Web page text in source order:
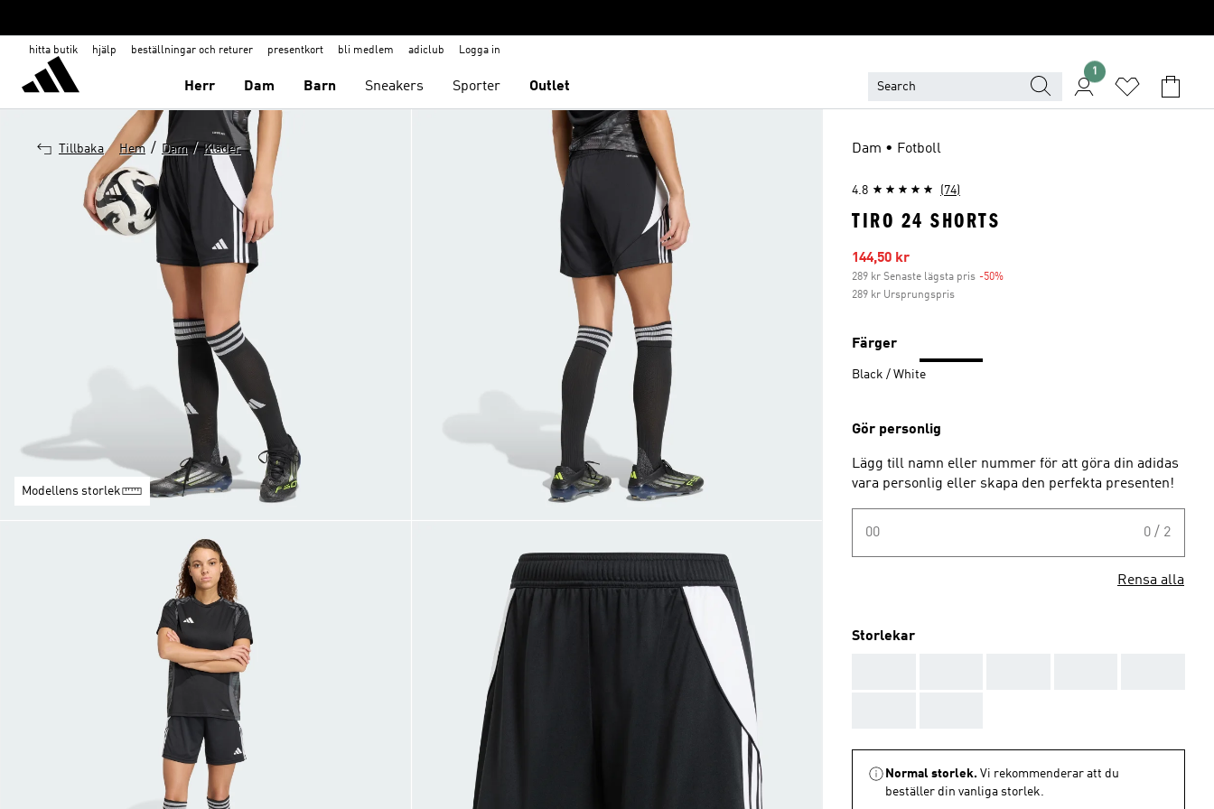
hitta butik hjälp beställningar och returer presentkort bli medlem adiclub Logga in
Herr Dam Barn Sneakers Sporter Outlet
1
Tillbaka Hem / Dam / Kläder
Modellens storlek
Dam • Fotboll
4.8 (74)
TIRO 24 SHORTS
Reapris
144,50 kr
289 kr Senaste lägsta pris -50%
289 kr Ursprungspris
Färger
Black / White
Gör personlig
Lägg till namn eller nummer för att göra din adidas
vara personlig eller skapa den perfekta presenten!
00 0 / 2
Rensa alla
Storlekar
Normal storlek. Vi rekommenderar att du
beställer din vanliga storlek.